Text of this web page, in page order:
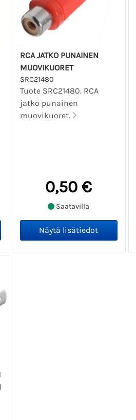
RCA JATKO PUNAINEN
MUOVIKUORET
SRC21480
Tuote SRC21480. RCA
jatko punainen
muovikuoret.
0,50 €
Saatavilla